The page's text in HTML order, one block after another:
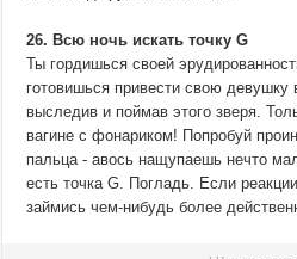
26. Всю ночь искать точку G
Ты гордишься своей
готовишься привести свою девушку
выследив и поймав этого зверя.
вагине с фонариком! Попробуй
пальца - авось нащупаешь нечто
есть точка G. Погладь. Если
займись чем-нибудь более